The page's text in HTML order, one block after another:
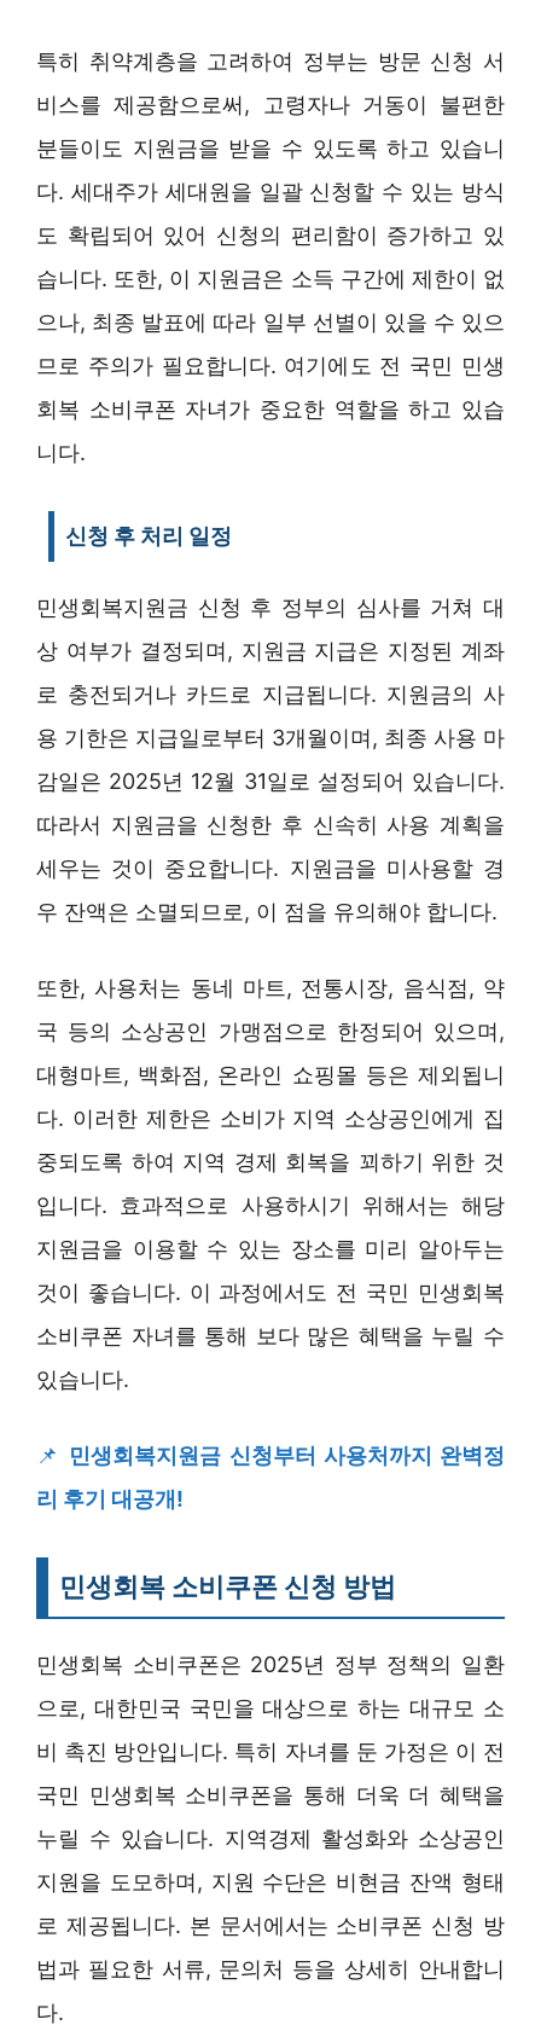
특히 취약계층을 고려하여 정부는 방문 신청 서
비스를 제공함으로써, 고령자나 거동이 불편한
분들이도 지원금을 받을 수 있도록 하고 있습니
다. 세대주가 세대원을 일괄 신청할 수 있는 방식
도 확립되어 있어 신청의 편리함이 증가하고 있
습니다. 또한, 이 지원금은 소득 구간에 제한이 없
으나, 최종 발표에 따라 일부 선별이 있을 수 있으
므로 주의가 필요합니다. 여기에도 전 국민 민생
회복 소비쿠폰 자녀가 중요한 역할을 하고 있습
니다.
신청 후 처리 일정
민생회복지원금 신청 후 정부의 심사를 거쳐 대
상 여부가 결정되며, 지원금 지급은 지정된 계좌
로 충전되거나 카드로 지급됩니다. 지원금의 사
용 기한은 지급일로부터 3개월이며, 최종 사용 마
감일은 2025년 12월 31일로 설정되어 있습니다.
따라서 지원금을 신청한 후 신속히 사용 계획을
세우는 것이 중요합니다. 지원금을 미사용할 경
우 잔액은 소멸되므로, 이 점을 유의해야 합니다.
또한, 사용처는 동네 마트, 전통시장, 음식점, 약
국 등의 소상공인 가맹점으로 한정되어 있으며,
대형마트, 백화점, 온라인 쇼핑몰 등은 제외됩니
다. 이러한 제한은 소비가 지역 소상공인에게 집
중되도록 하여 지역 경제 회복을 꾀하기 위한 것
입니다. 효과적으로 사용하시기 위해서는 해당
지원금을 이용할 수 있는 장소를 미리 알아두는
것이 좋습니다. 이 과정에서도 전 국민 민생회복
소비쿠폰 자녀를 통해 보다 많은 혜택을 누릴 수
있습니다.
📌 민생회복지원금 신청부터 사용처까지 완벽정
리 후기 대공개!
민생회복 소비쿠폰 신청 방법
민생회복 소비쿠폰은 2025년 정부 정책의 일환
으로, 대한민국 국민을 대상으로 하는 대규모 소
비 촉진 방안입니다. 특히 자녀를 둔 가정은 이 전
국민 민생회복 소비쿠폰을 통해 더욱 더 혜택을
누릴 수 있습니다. 지역경제 활성화와 소상공인
지원을 도모하며, 지원 수단은 비현금 잔액 형태
로 제공됩니다. 본 문서에서는 소비쿠폰 신청 방
법과 필요한 서류, 문의처 등을 상세히 안내합니
다.